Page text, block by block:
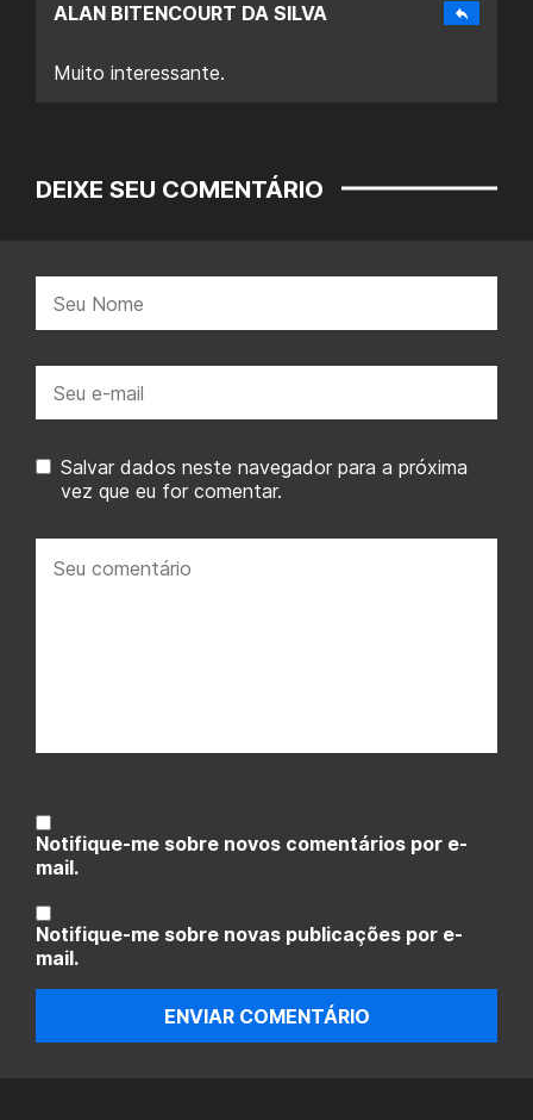
ALAN BITENCOURT DA SILVA
Muito interessante.
DEIXE SEU COMENTÁRIO
mail:
Salvar dados neste navegador para a próxima
vez que eu for comentar.
comentário:
Notifique-me sobre novos comentários por e-
mail.
Notifique-me sobre novas publicações por e-
mail.
ENVIAR COMENTÁRIO